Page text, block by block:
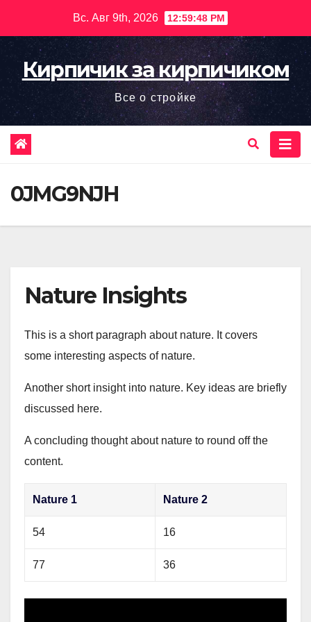
содержимому
Вс. Авг 9th, 2026 12:59:49 PM
Кирпичик за кирпичиком
Все о стройке
0JMG9NJH
Nature Insights
This is a short paragraph about nature. It covers
some interesting aspects of nature.
Another short insight into nature. Key ideas are briefly
discussed here.
A concluding thought about nature to round off the
content.
Nature 1 Nature 2
54 16
77 36